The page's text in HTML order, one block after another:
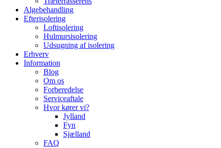
Algebehandling
Efterisolering
Loftisolering
Hulmursisolering
Udsugning af isolering
Erhverv
Information
Blog
Om os
Forberedelse
Serviceaftale
Hvor kører vi?
Jylland
Fyn
Sjælland
FAQ